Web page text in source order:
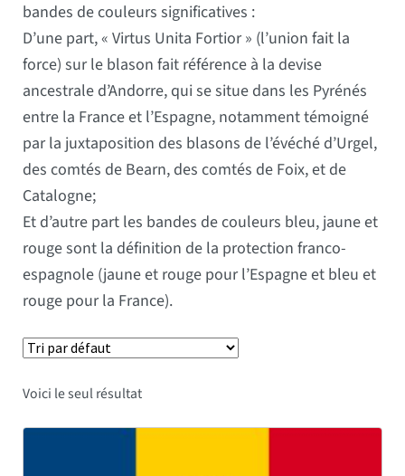
bandes de couleurs significatives :
D’une part, « Virtus Unita Fortior » (l’union fait la
force) sur le blason fait référence à la devise
ancestrale d’Andorre, qui se situe dans les Pyrénés
entre la France et l’Espagne, notamment témoigné
par la juxtaposition des blasons de l’évéché d’Urgel,
des comtés de Bearn, des comtés de Foix, et de
Catalogne;
Et d’autre part les bandes de couleurs bleu, jaune et
rouge sont la définition de la protection franco-
espagnole (jaune et rouge pour l’Espagne et bleu et
rouge pour la France).
Voici le seul résultat